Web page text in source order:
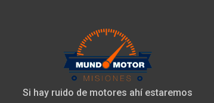
Si hay ruido de motores ahí estaremos